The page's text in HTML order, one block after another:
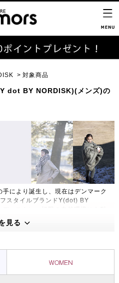
対象商品
dot BY NORDISK)(メンズ)の
により誕生し、現在はデンマーク
スタイルブランドY(dot) BY
ロダクトは、アウトドアのプロフェ
々の過酷な冒険やレースを支えてき
見る